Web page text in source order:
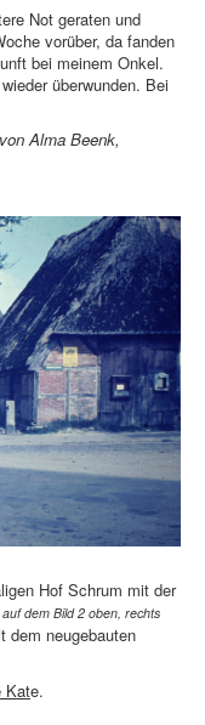
Not geraten und
vorüber, da fanden
bei meinem Onkel.
überwunden. Bei
Beenk,
Hof Schrum mit der
dem Bild 2 oben, rechts
dem neugebauten
Kate.